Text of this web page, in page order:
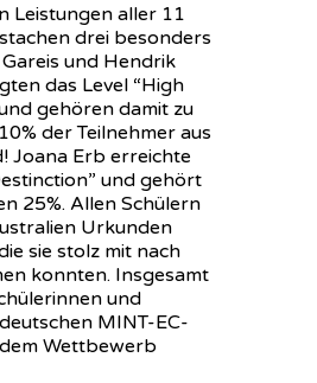
Leistungen aller 11
drei besonders
und Hendrik
das Level “High
gehören damit zu
der Teilnehmer aus
Joana Erb erreichte
und gehört
25%. Allen Schülern
Urkunden
sie stolz mit nach
konnten. Insgesamt
und
MINT-EC-
Wettbewerb